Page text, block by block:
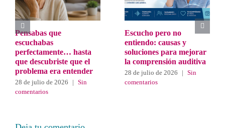
Pensabas que
escuchabas
perfectamente… hasta
que descubriste que el
problema era entender
28 de julio de 2026 | Sin
comentarios
Escucho pero no
entiendo: causas y
soluciones para mejorar
la comprensión auditiva
28 de julio de 2026 | Sin
comentarios